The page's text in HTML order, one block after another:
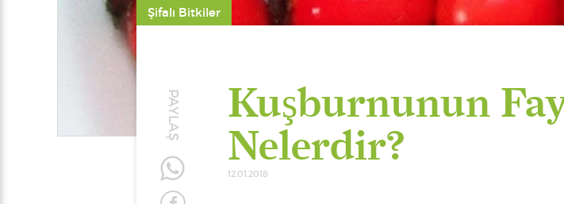
PAYLAŞ
Şifalı Bitkiler
Kuşburnunun
Nelerdir?
12.01.2018